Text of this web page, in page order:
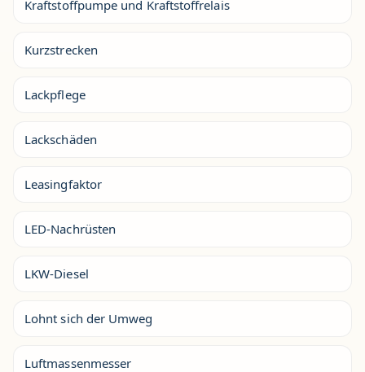
Kraftstoffpumpe und Kraftstoffrelais
Kurzstrecken
Lackpflege
Lackschäden
Leasingfaktor
LED-Nachrüsten
LKW-Diesel
Lohnt sich der Umweg
Luftmassenmesser